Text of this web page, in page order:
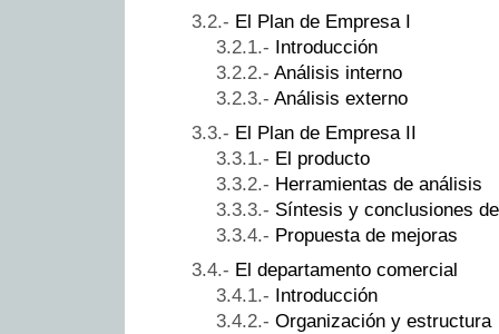
El Plan de Empresa I
Introducción
Análisis interno
Análisis externo
El Plan de Empresa II
El producto
Herramientas de análisis
Síntesis y conclusiones
Propuesta de mejoras
El departamento comercial
Introducción
Organización y estructura